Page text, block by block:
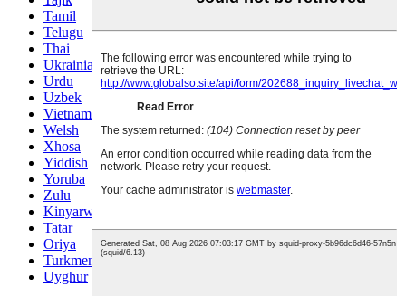
Tamil
Telugu
Thai
Ukrainian
Urdu
Uzbek
Vietnamese
Welsh
Xhosa
Yiddish
Yoruba
Zulu
Kinyarwanda
Tatar
Oriya
Turkmen
Uyghur